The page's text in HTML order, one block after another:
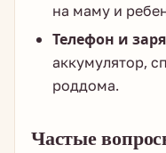
на маму и
Телефон и
аккумулятор,
роддома.
Частые